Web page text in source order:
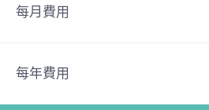
每月費用
每年費用